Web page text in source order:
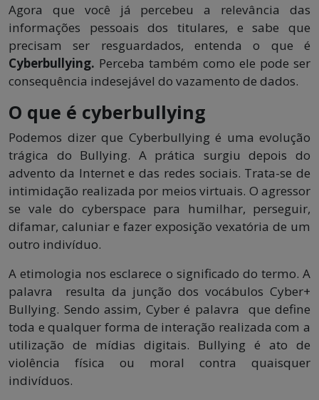
Agora que você já percebeu a relevância das
informações pessoais dos titulares, e sabe que
precisam ser resguardados, entenda o que é
Cyberbullying. Perceba também como ele pode ser
consequência indesejável do vazamento de dados.
O que é cyberbullying
Podemos dizer que Cyberbullying é uma evolução
trágica do Bullying. A prática surgiu depois do
advento da Internet e das redes sociais. Trata-se de
intimidação realizada por meios virtuais. O agressor
se vale do cyberspace para humilhar, perseguir,
difamar, caluniar e fazer exposição vexatória de um
outro indivíduo.
A etimologia nos esclarece o significado do termo. A
palavra resulta da junção dos vocábulos Cyber+
Bullying. Sendo assim, Cyber é palavra que define
toda e qualquer forma de interação realizada com a
utilização de mídias digitais. Bullying é ato de
violência física ou moral contra quaisquer
indivíduos.